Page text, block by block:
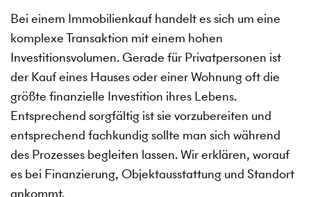
Bei einem Immobilienkauf handelt es sich um eine
komplexe Transaktion mit einem hohen
Investitionsvolumen. Gerade für Privatpersonen ist
der Kauf eines Hauses oder einer Wohnung oft die
größte finanzielle Investition ihres Lebens.
Entsprechend sorgfältig ist sie vorzubereiten und
entsprechend fachkundig sollte man sich während
des Prozesses begleiten lassen. Wir erklären, worauf
es bei Finanzierung, Objektausstattung und Standort
ankommt.